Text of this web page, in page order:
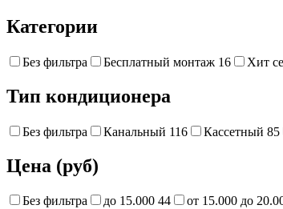
Категории
Без фильтра Бесплатный монтаж 16 Хит
Тип кондиционера
Без фильтра Канальный 116 Кассетный 85
Цена (руб)
Без фильтра до 15.000 44 от 15.000 до